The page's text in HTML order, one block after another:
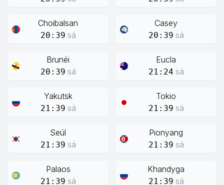
Choibalsan
20:39 sá
Casey
20:39 sá
Brunéi
20:39 sá
Eucla
21:24 sá
Yakutsk
21:39 sá
Tokio
21:39 sá
Seúl
21:39 sá
Pionyang
21:39 sá
Palaos
21:39 sá
Khandyga
21:39 sá